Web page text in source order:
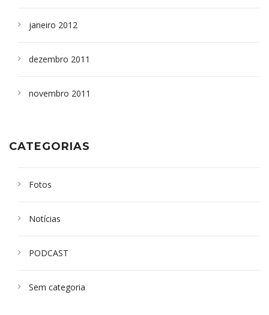
janeiro 2012
dezembro 2011
novembro 2011
CATEGORIAS
Fotos
Notícias
PODCAST
Sem categoria